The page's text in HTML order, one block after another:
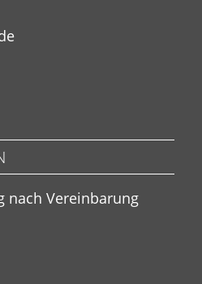
nach Vereinbarung